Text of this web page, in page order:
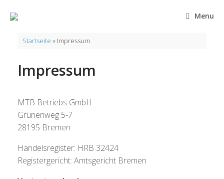
Inhalt
springen
Menu
Startseite » Impressum
Impressum
MTB Betriebs GmbH
Grünenweg 5-7
28195 Bremen
Handelsregister: HRB 32424
Registergericht: Amtsgericht Bremen